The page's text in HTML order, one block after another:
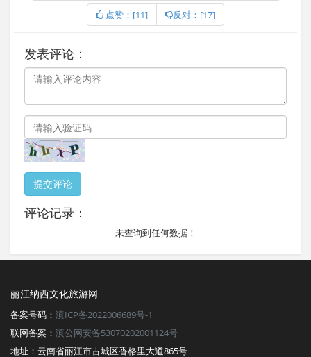
点赞：[11]
反对：[17]
发表评论：
提交评论
评论记录：
未查询到任何数据！
丽江纳西文化旅游网
备案号码： 滇ICP备2022006689号-1
联网备案： 滇公网安备53070202001124号
地址：云南省丽江市古城区香格里大道865号